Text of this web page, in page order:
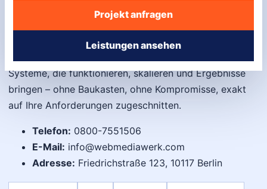
DIGITALE PRÄSENZ
WebmediaWerk
Systeme, die funktionieren, skalieren und Ergebnisse
bringen – ohne Baukasten, ohne Kompromisse, exakt
auf Ihre Anforderungen zugeschnitten.
Telefon: 0800-7551506
E-Mail: info@webmediawerk.com
Adresse: Friedrichstraße 123, 10117 Berlin
Projekt anfragen
Leistungen ansehen